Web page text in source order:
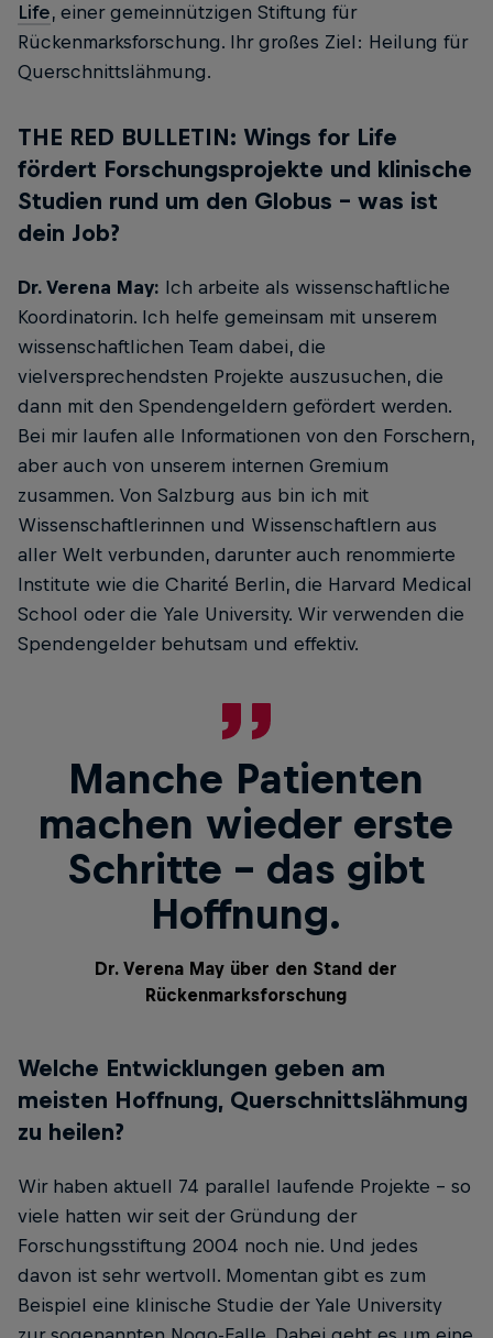
Life, einer gemeinnützigen Stiftung für
Rückenmarksforschung. Ihr großes Ziel: Heilung für
Querschnittslähmung.
THE RED BULLETIN: Wings for Life
fördert Forschungsprojekte und klinische
Studien rund um den Globus – was ist
dein Job?
Dr. Verena May: Ich arbeite als wissenschaftliche
Koordinatorin. Ich helfe gemeinsam mit unserem
wissenschaftlichen Team dabei, die
vielversprechendsten Projekte auszusuchen, die
dann mit den Spendengeldern gefördert werden.
Bei mir laufen alle Informationen von den Forschern,
aber auch von unserem internen Gremium
zusammen. Von Salzburg aus bin ich mit
Wissenschaftlerinnen und Wissenschaftlern aus
aller Welt verbunden, darunter auch renommierte
Institute wie die Charité Berlin, die Harvard Medical
School oder die Yale University. Wir verwenden die
Spendengelder behutsam und effektiv.
Manche Patienten
machen wieder erste
Schritte – das gibt
Hoffnung.
Dr. Verena May über den Stand der
Rückenmarksforschung
Welche Entwicklungen geben am
meisten Hoffnung, Querschnittslähmung
zu heilen?
Wir haben aktuell 74 parallel laufende Projekte – so
viele hatten wir seit der Gründung der
Forschungsstiftung 2004 noch nie. Und jedes
davon ist sehr wertvoll. Momentan gibt es zum
Beispiel eine klinische Studie der Yale University